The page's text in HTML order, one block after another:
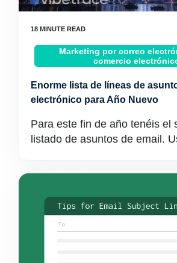
Marketing por correo
comercio
Enorme lista de líneas de
electrónico para Año Nuevo
Para este fin de año tenéis el
listado de asuntos de email.